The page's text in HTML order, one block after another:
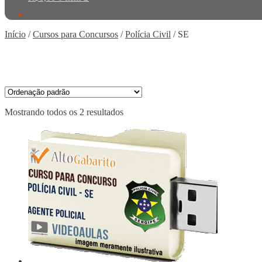
Início /Cursos para Concursos /Polícia Civil / SE
Mostrando todos os 2 resultados